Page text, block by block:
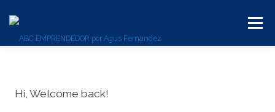
Menú
Hi, Welcome back!